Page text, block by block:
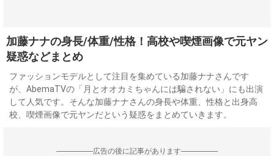
加藤ナナの身長/体重/性格！高校や喫煙画像で元ヤン
疑惑などまとめ
ファッションモデルとして注目を集めている加藤ナナさんです
が、AbemaTVの「月とオオカミちゃんには騙されない」にも出演
して人気です。そんな加藤ナナさんの身長や体重、性格と出身高
校、喫煙画像で元ヤンだという疑惑をまとめていきます。
--------------------広告の後に記事があります--------------------